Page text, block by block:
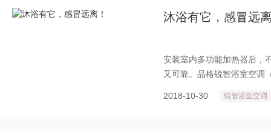
沐浴有它，感冒远
安装室内多功能加热器后，
又可靠。品格锐智浴室空调
2018-10-30 锐智浴室空调